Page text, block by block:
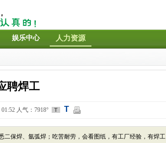
娱乐中心 人力资源
聘焊工
人气：7918° T T
二保焊、氩弧焊；吃苦耐劳，会看图纸，有工厂经验，有焊工